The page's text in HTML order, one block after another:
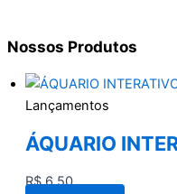
Nossos Produtos
Lançamentos
ÁQUARIO
R$6,50